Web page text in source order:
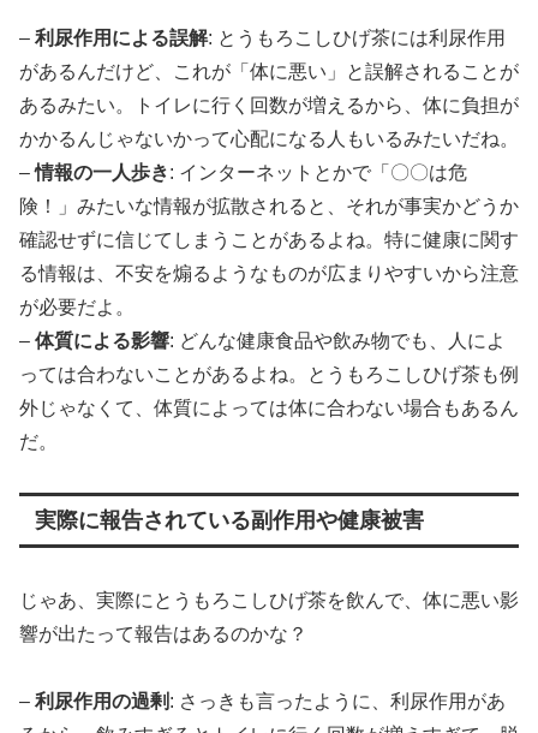
– 利尿作用による誤解: とうもろこしひげ茶には利尿作用
があるんだけど、これが「体に悪い」と誤解されることが
あるみたい。トイレに行く回数が増えるから、体に負担が
かかるんじゃないかって心配になる人もいるみたいだね。
–情報の一人歩き: インターネットとかで「〇〇は危
険！」みたいな情報が拡散されると、それが事実かどうか
確認せずに信じてしまうことがあるよね。特に健康に関す
る情報は、不安を煽るようなものが広まりやすいから注意
が必要だよ。
– 体質による影響: どんな健康食品や飲み物でも、人によ
っては合わないことがあるよね。とうもろこしひげ茶も例
外じゃなくて、体質によっては体に合わない場合もあるん
だ。
実際に報告されている副作用や健康被害
じゃあ、実際にとうもろこしひげ茶を飲んで、体に悪い影
響が出たって報告はあるのかな？
– 利尿作用の過剰 : さっきも言ったように、利尿作用があ